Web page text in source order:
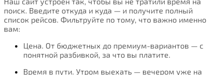
поиск. Введите откуда и куда — и получите полный
список рейсов. Фильтруйте по тому, что важно именно
вам:
Цена. От бюджетных до премиум-вариантов — с
понятной разбивкой, за что вы платите.
Время в пути. Утром выехать — вечером уже на